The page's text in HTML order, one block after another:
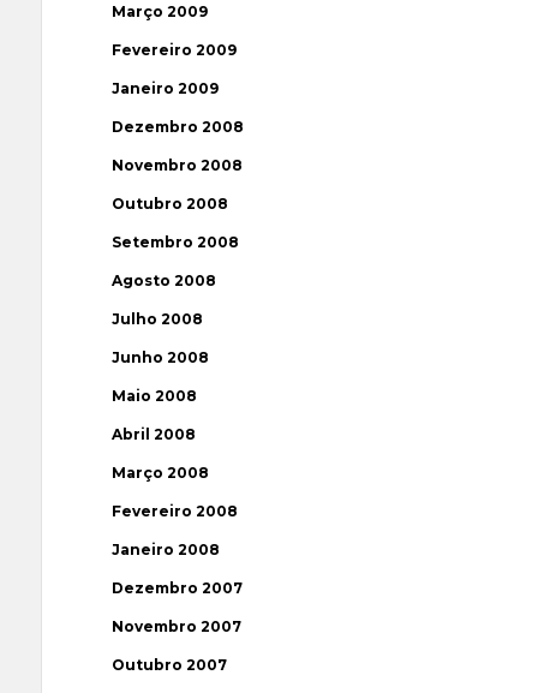
Março 2009
Fevereiro 2009
Janeiro 2009
Dezembro 2008
Novembro 2008
Outubro 2008
Setembro 2008
Agosto 2008
Julho 2008
Junho 2008
Maio 2008
Abril 2008
Março 2008
Fevereiro 2008
Janeiro 2008
Dezembro 2007
Novembro 2007
Outubro 2007